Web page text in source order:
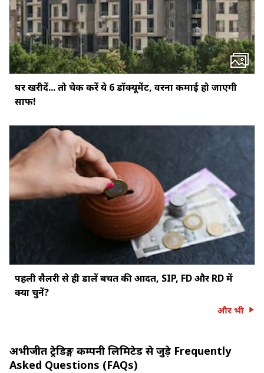
घर खरीदें... तो चेक करें ये 6 डॉक्‍यूमेंट, वरना कमाई हो जाएगी
साफ!
पहली सैलरी से ही डालें बचत की आदत, SIP, FD और RD में
क्या चुनें?
और भी
अभीजीत ट्रेडिङ्ग कम्पनी लिमिटेड से जुड़े Frequently
Asked Questions (FAQs)